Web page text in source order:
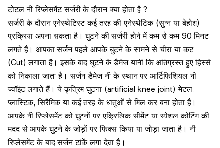
टोटल नी रिप्लेसमेंट सर्जरी के दौरान क्या होता है ?
सर्जरी के दौरान एनेस्थेटिस्ट कई तरह की एनेस्थेटिक (सुन्न या बेहोश)
प्रक्रिया अपना सकता है। घुटने की सर्जरी होने में कम से कम 90 मिनट
लगते हैं। आपका सर्जन पहले आपके घुटने के सामने से चीरा या कट
(Cut) लगाता है। इसके बाद घुटने के डैमेज यानी कि क्षतिग्रस्त हुए हिस्से
को निकाला जाता है। सर्जन डैमेज नी के स्थान पर आर्टिफिशियल नी
ज्वॉइंट लगाते हैं। ये कृत्रिमघुटना (artificial knee joint) मेटल,
प्लास्टिक, सिरैमिक या कई तरह के धातुओं से मिल कर बना होता है।
आपके नी रिप्लेसमेंट को घुटनों पर एक्रिलिक सीमेंट या स्पेशल कोटिंग की
मदद से आपके घुटने के जोड़ों पर फिक्स किया या जोड़ा जाता है। नी
रिप्लेसमेंट के बाद सर्जन टांकें लगा देता है।